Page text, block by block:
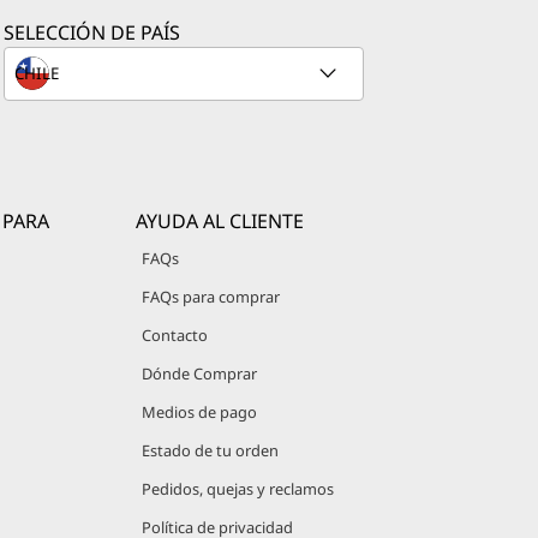
y la
SELECCIÓN DE PAÍS
AYUDA AL CLIENTE
FAQs
FAQs para comprar
Contacto
Dónde Comprar
Medios de pago
Estado de tu orden
Pedidos, quejas y reclamos
Política de privacidad